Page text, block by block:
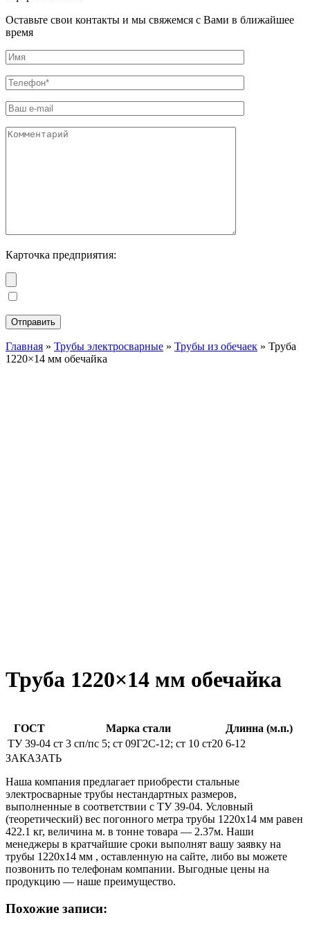
Оставьте свои контакты и мы свяжемся с Вами в ближайшее
время
Карточка предприятия:
Главная » Трубы электросварные » Трубы из обечаек » Труба
1220×14 мм обечайка
Труба 1220×14 мм обечайка
ГОСТ Марка стали
Длинна (м.п.)
ТУ 39-04 ст 3 сп/пс 5; ст 09Г2С-12; ст 10 ст20 6-12
ЗАКАЗАТЬ
Наша компания предлагает приобрести стальные
электросварные трубы нестандартных размеров,
выполненные в соответствии с ТУ 39-04. Условный
(теоретический) вес погонного метра трубы 1220х14 мм равен
422.1 кг, величина м. в тонне товара — 2.37м. Наши
менеджеры в кратчайшие сроки выполнят вашу заявку на
трубы 1220х14 мм , оставленную на сайте, либо вы можете
позвонить по телефонам компании. Выгодные цены на
продукцию — наше преимущество.
Похожие записи: